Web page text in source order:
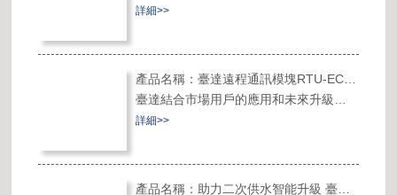
器，LIOB-594 I/O 控制器，以數字化智
水平和創造健康節能高品質生活環境
詳細>>
臺達結合市場用戶的應用和未來升級需
求，以豐富的工業自動化經驗，推出了
詳細>>